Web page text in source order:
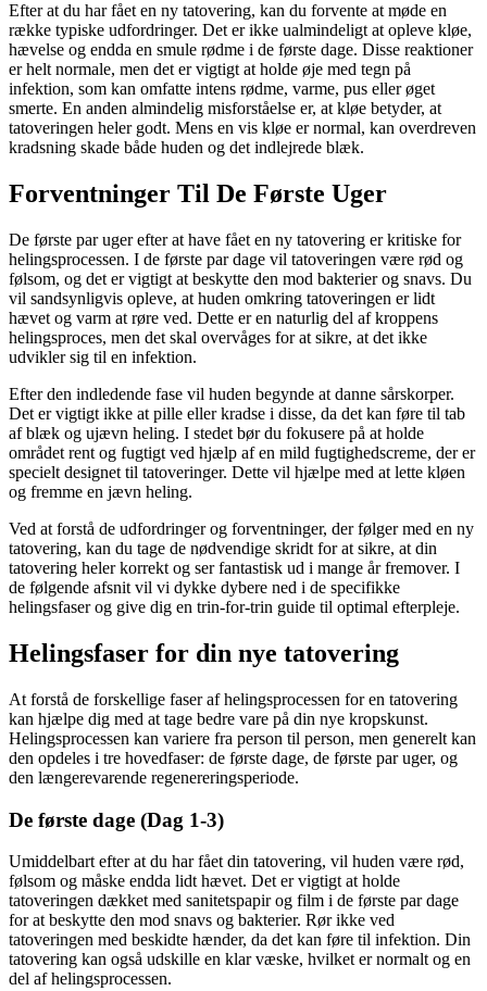
Efter at du har fået en ny tatovering, kan du forvente at møde en
række typiske udfordringer. Det er ikke ualmindeligt at opleve kløe,
hævelse og endda en smule rødme i de første dage. Disse reaktioner
er helt normale, men det er vigtigt at holde øje med tegn på
infektion, som kan omfatte intens rødme, varme, pus eller øget
smerte. En anden almindelig misforståelse er, at kløe betyder, at
tatoveringen heler godt. Mens en vis kløe er normal, kan overdreven
kradsning skade både huden og det indlejrede blæk.
Forventninger Til De Første Uger
De første par uger efter at have fået en ny tatovering er kritiske for
helingsprocessen. I de første par dage vil tatoveringen være rød og
følsom, og det er vigtigt at beskytte den mod bakterier og snavs. Du
vil sandsynligvis opleve, at huden omkring tatoveringen er lidt
hævet og varm at røre ved. Dette er en naturlig del af kroppens
helingsproces, men det skal overvåges for at sikre, at det ikke
udvikler sig til en infektion.
Efter den indledende fase vil huden begynde at danne sårskorper.
Det er vigtigt ikke at pille eller kradse i disse, da det kan føre til tab
af blæk og ujævn heling. I stedet bør du fokusere på at holde
området rent og fugtigt ved hjælp af en mild fugtighedscreme, der er
specielt designet til tatoveringer. Dette vil hjælpe med at lette kløen
og fremme en jævn heling.
Ved at forstå de udfordringer og forventninger, der følger med en ny
tatovering, kan du tage de nødvendige skridt for at sikre, at din
tatovering heler korrekt og ser fantastisk ud i mange år fremover. I
de følgende afsnit vil vi dykke dybere ned i de specifikke
helingsfaser og give dig en trin-for-trin guide til optimal efterpleje.
Helingsfaser for din nye tatovering
At forstå de forskellige faser af helingsprocessen for en tatovering
kan hjælpe dig med at tage bedre vare på din nye kropskunst.
Helingsprocessen kan variere fra person til person, men generelt kan
den opdeles i tre hovedfaser: de første dage, de første par uger, og
den længerevarende regenereringsperiode.
De første dage (Dag 1-3)
Umiddelbart efter at du har fået din tatovering, vil huden være rød,
følsom og måske endda lidt hævet. Det er vigtigt at holde
tatoveringen dækket med sanitetspapir og film i de første par dage
for at beskytte den mod snavs og bakterier. Rør ikke ved
tatoveringen med beskidte hænder, da det kan føre til infektion. Din
tatovering kan også udskille en klar væske, hvilket er normalt og en
del af helingsprocessen.